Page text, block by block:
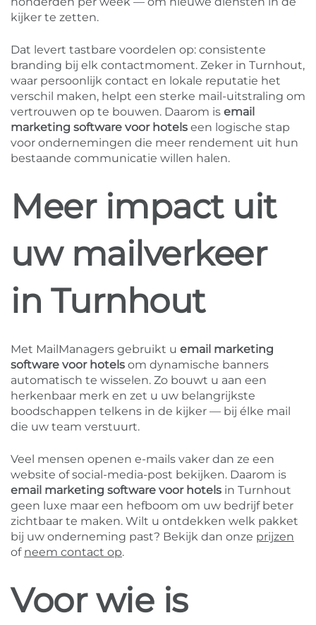
kijker te zetten.
Dat levert tastbare voordelen op: consistente
branding bij elk contactmoment. Zeker in Turnhout,
waar persoonlijk contact en lokale reputatie het
verschil maken, helpt een sterke mail-uitstraling om
vertrouwen op te bouwen. Daarom is email
marketing software voor hotels een logische stap
voor ondernemingen die meer rendement uit hun
bestaande communicatie willen halen.
Meer impact uit
uw mailverkeer
in Turnhout
Met MailManagers gebruikt u email marketing
software voor hotels om dynamische banners
automatisch te wisselen. Zo bouwt u aan een
herkenbaar merk en zet u uw belangrijkste
boodschappen telkens in de kijker — bij élke mail
die uw team verstuurt.
Veel mensen openen e-mails vaker dan ze een
website of social-media-post bekijken. Daarom is
email marketing software voor hotels in Turnhout
geen luxe maar een hefboom om uw bedrijf beter
zichtbaar te maken. Wilt u ontdekken welk pakket
bij uw onderneming past? Bekijk dan onze prijzen
of neem contact op.
Voor wie is